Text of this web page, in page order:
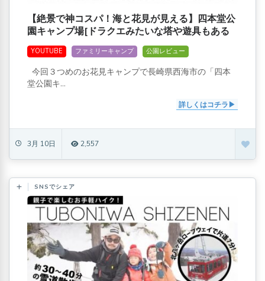
【絶景で神コスパ！海と花見が見える】四本堂公
園キャンプ場[ドラクエみたいな塔や遊具もある
よ]
YOUTUBE ファミリーキャンプ 公園レビュー
今回３つめのお花見キャンプで長崎県西海市の「四本
堂公園キ...
詳しくはコチラ
3月 10日 2,557
SNSでシェア